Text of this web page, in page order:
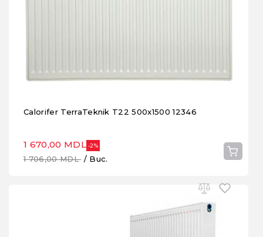
Calorifer TerraTeknik T22 500x1500 12346
1 670,00 MDL -2%
1 706,00 MDL/ Buc.